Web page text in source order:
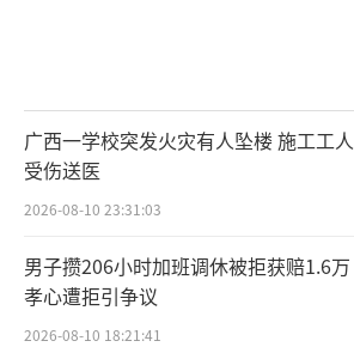
广西一学校突发火灾有人坠楼 施工工人
受伤送医
2026-08-10 23:31:03
男子攒206小时加班调休被拒获赔1.6万
孝心遭拒引争议
2026-08-10 18:21:41